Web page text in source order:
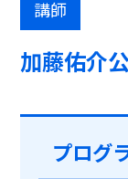
講師
加藤佑介
プログ